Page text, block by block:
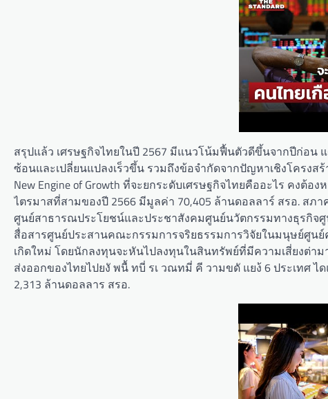
สรุปแล้ว เศรษฐกิจไทยในปี 2567 มีแนวโน้มฟื้นตัวดีขึ้นจากปีก่อน
ซ้อนและเปลี่ยนแปลงเร็วขึ้น รวมถึงข้อจำกัดจากปัญหาเชิงโครงส
New Engine of Growth ที่จะยกระดับเศรษฐกิจไทยคืออะไร คง
ไตรมาสที่สามของปี 2566 มีมูลค่า 70,405 ล้านดอลลาร์ สรอ. ส
ศูนย์สาธารณประโยชน์และประชาสังคมศูนย์นวัตกรรมทางธุรกิ
สื่อสารศูนย์ประสานคณะกรรมการจริยธรรมการวิจัยในมนุษย์ศู
เกิดใหม่ โดยนักลงทุนจะหันไปลงทุนในสินทรัพย์ที่มีความเสี่ยงต่า
ส่งออกของไทยไปยงั พนื้ ทบี่ รเ วณทมี่ คี วามขดั แยง้ 6 ประเทศ ไ
2,313 ล้านดอลลาร สรอ.